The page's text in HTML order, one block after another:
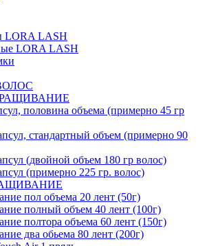
LASH
LORA LASH
половина объема (примерно 45 гр
стандартный объем (примерно 90
(двойной объем 180 гр волос)
(примерно 225 гр. волос)
пол объема 20 лент (50г)
полный объем 40 лент (100г)
полтора объема 60 лент (150г)
два обьема 80 лент (200г)